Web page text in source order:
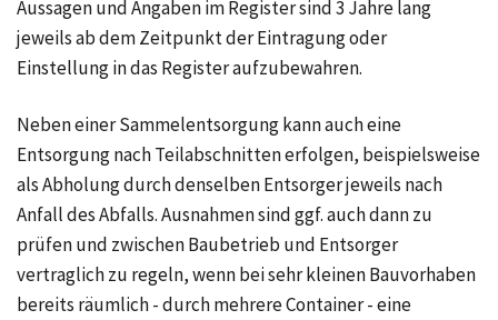
Aussagen und Angaben im Register sind 3 Jahre lang
jeweils ab dem Zeitpunkt der Eintragung oder
Einstellung in das Register aufzubewahren.
Neben einer Sammelentsorgung kann auch eine
Entsorgung nach Teilabschnitten erfolgen, beispielsweise
als Abholung durch denselben Entsorger jeweils nach
Anfall des Abfalls. Ausnahmen sind ggf. auch dann zu
prüfen und zwischen Baubetrieb und Entsorger
vertraglich zu regeln, wenn bei sehr kleinen Bauvorhaben
bereits räumlich - durch mehrere Container - eine